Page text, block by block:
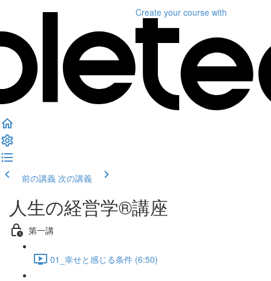
Create your course with
前の講義 次の講義
人生の経営学®︎講座
第一講
01_幸せと感じる条件 (6:50)